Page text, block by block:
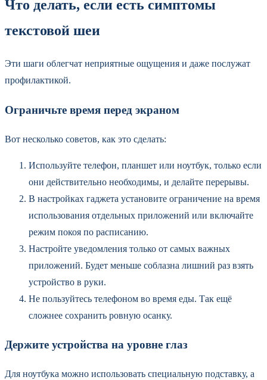
Что делать, если есть симптомы
текстовой шеи
Эти шаги облегчат неприятные ощущения и даже послужат
профилактикой.
Ограничьте время перед экраном
Вот несколько советов, как это сделать:
Используйте телефон, планшет или ноутбук, только если
они действительно необходимы, и делайте перерывы.
В настройках гаджета установите ограничение на время
использования отдельных приложений или включайте
режим покоя по расписанию.
Настройте уведомления только от самых важных
приложений. Будет меньше соблазна лишний раз взять
устройство в руки.
Не пользуйтесь телефоном во время еды. Так ещё
сложнее сохранить ровную осанку.
Держите устройства на уровне глаз
Для ноутбука можно использовать специальную подставку, а